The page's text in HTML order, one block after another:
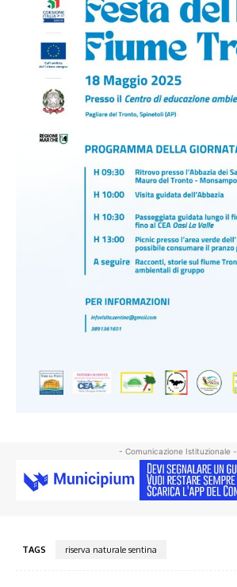
- Comunicazione Istituzionale -
TAGS riserva naturale sentina